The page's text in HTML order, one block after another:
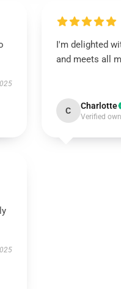
I'm delighted
and meets all
C Charlotte
Verified